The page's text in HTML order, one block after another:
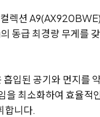
렉션
동급 최경량 무게를
흡입된 공기와 먼지를
을 최소화하여 효율적
합니다.